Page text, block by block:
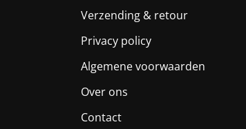
Verzending & retour
Privacy policy
Algemene voorwaarden
Over ons
Contact